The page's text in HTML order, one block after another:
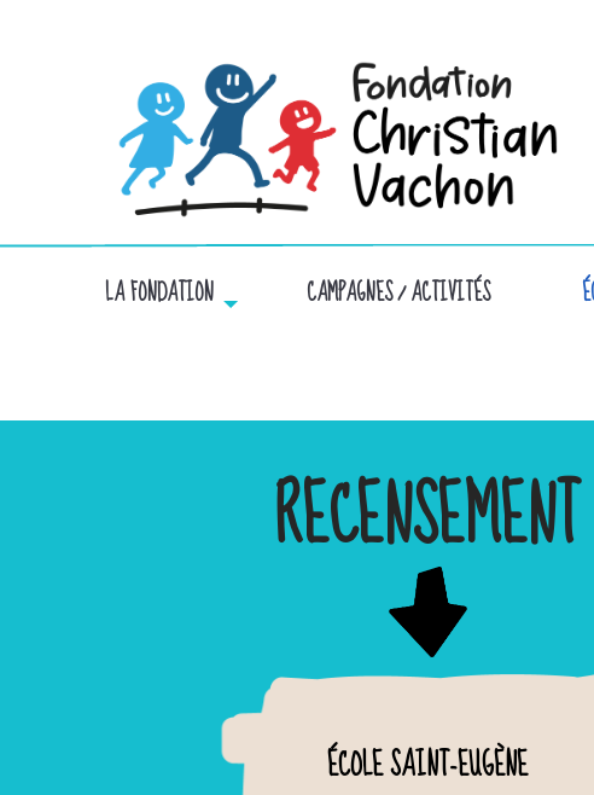
LA FONDATION CAMPAGNES / ACTIVITÉS
RECENSEMENT
ÉCOLE SAINT-EUGÈNE